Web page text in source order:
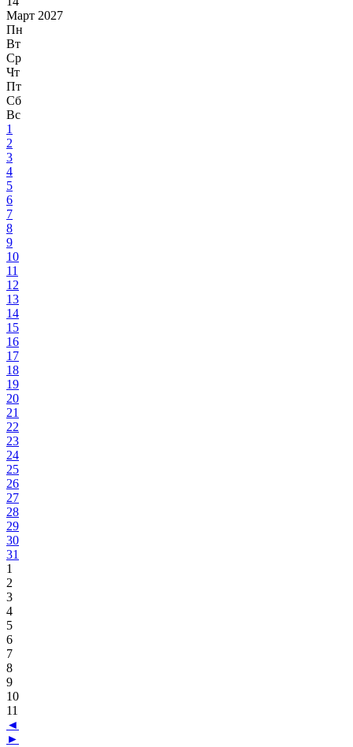
Март 2027
Пн
Вт
Ср
Чт
Пт
Сб
Вс
1
2
3
4
5
6
7
8
9
10
11
12
13
14
15
16
17
18
19
20
21
22
23
24
25
26
27
28
29
30
31
1
2
3
4
5
6
7
8
9
10
11
◄
►